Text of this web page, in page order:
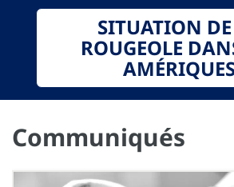
SITUATION
ROUGEOLE
Communiqués